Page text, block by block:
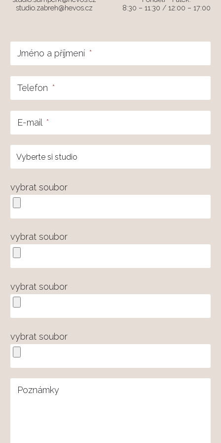
studio.zabreh@hevos.cz
8:30 – 11:30 / 12:00 – 17:00
Jméno a příjmení *
Telefon *
E-mail *
vybrat soubor
vybrat soubor
vybrat soubor
vybrat soubor
Poznámky